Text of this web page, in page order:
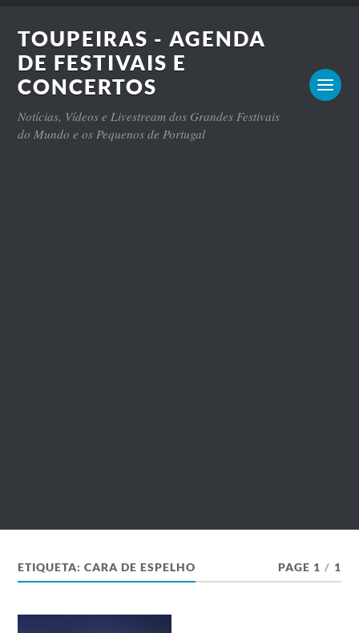
TOUPEIRAS - AGENDA
DE FESTIVAIS E
CONCERTOS
Notícias, Vídeos e Livestream dos Grandes Festivais
do Mundo e os Pequenos de Portugal
ETIQUETA:CARA DE ESPELHO PAGE 1 / 1